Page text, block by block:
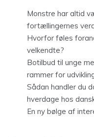
Monstre har altid
fortællingernes
Hvorfor føles
velkendte?
Botilbud til unge
rammer for
Sådan handler du
hverdage hos
En ny bølge af